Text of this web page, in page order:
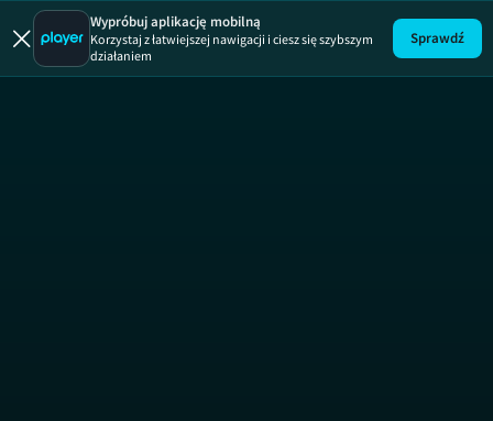
Patent
Wypróbuj aplikację mobilną
Korzystaj z łatwiejszej nawigacji i ciesz się szybszym
działaniem
Sprawdź